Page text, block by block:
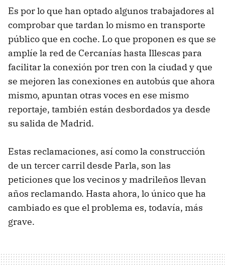
Es por lo que han optado algunos trabajadores al
comprobar que tardan lo mismo en transporte
público que en coche. Lo que proponen es que se
amplíe la red de Cercanías hasta Illescas para
facilitar la conexión por tren con la ciudad y que
se mejoren las conexiones en autobús que ahora
mismo, apuntan otras voces en ese mismo
reportaje, también están desbordados ya desde
su salida de Madrid.
Estas reclamaciones, así como la construcción
de un tercer carril desde Parla, son las
peticiones que los vecinos y madrileños llevan
años reclamando. Hasta ahora, lo único que ha
cambiado es que el problema es, todavía, más
grave.